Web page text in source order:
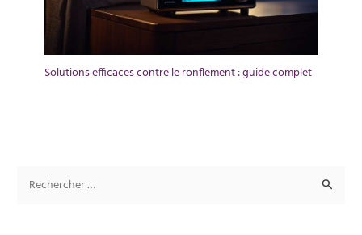
Solutions efficaces contre le ronflement : guide complet